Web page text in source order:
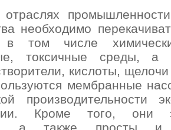
необходимо
в том числе
токсичные среды, а
кислоты,
мембранные
производительности
Кроме того, они